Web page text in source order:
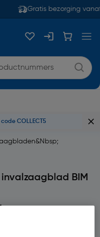
Gratis bezorging vanaf
COLLECT5
BIM